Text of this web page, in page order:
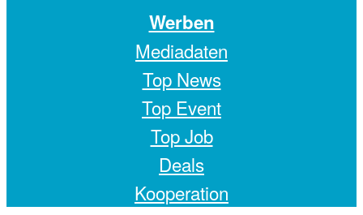
Werben
Mediadaten
Top News
Top Event
Top Job
Deals
Kooperation